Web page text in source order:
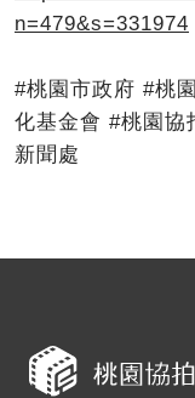
n=479&s=331974
#桃園市政府 #桃
化基金會 #桃園協
新聞處